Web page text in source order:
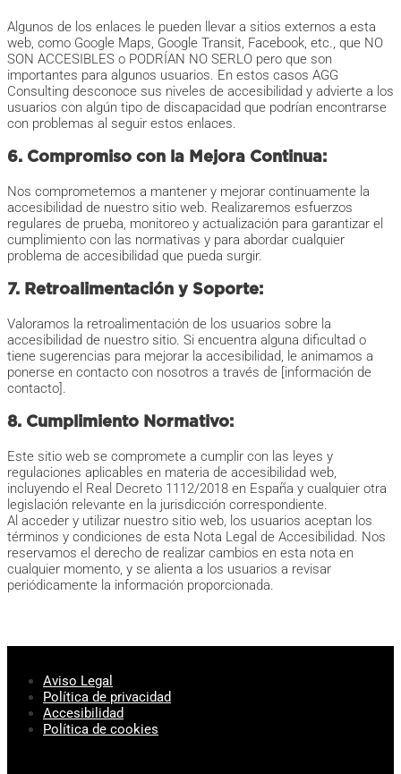
Algunos de los enlaces le pueden llevar a sitios externos a esta
web, como Google Maps, Google Transit, Facebook, etc., que NO
SON ACCESIBLES o PODRÍAN NO SERLO pero que son
importantes para algunos usuarios. En estos casos AGG
Consulting desconoce sus niveles de accesibilidad y advierte a los
usuarios con algún tipo de discapacidad que podrían encontrarse
con problemas al seguir estos enlaces.
6. Compromiso con la Mejora Continua:
Nos comprometemos a mantener y mejorar continuamente la
accesibilidad de nuestro sitio web. Realizaremos esfuerzos
regulares de prueba, monitoreo y actualización para garantizar el
cumplimiento con las normativas y para abordar cualquier
problema de accesibilidad que pueda surgir.
7. Retroalimentación y Soporte:
Valoramos la retroalimentación de los usuarios sobre la
accesibilidad de nuestro sitio. Si encuentra alguna dificultad o
tiene sugerencias para mejorar la accesibilidad, le animamos a
ponerse en contacto con nosotros a través de [información de
contacto].
8. Cumplimiento Normativo:
Este sitio web se compromete a cumplir con las leyes y
regulaciones aplicables en materia de accesibilidad web,
incluyendo el Real Decreto 1112/2018 en España y cualquier otra
legislación relevante en la jurisdicción correspondiente.
Al acceder y utilizar nuestro sitio web, los usuarios aceptan los
términos y condiciones de esta Nota Legal de Accesibilidad. Nos
reservamos el derecho de realizar cambios en esta nota en
cualquier momento, y se alienta a los usuarios a revisar
periódicamente la información proporcionada.
Aviso Legal
Política de privacidad
Accesibilidad
Política de cookies